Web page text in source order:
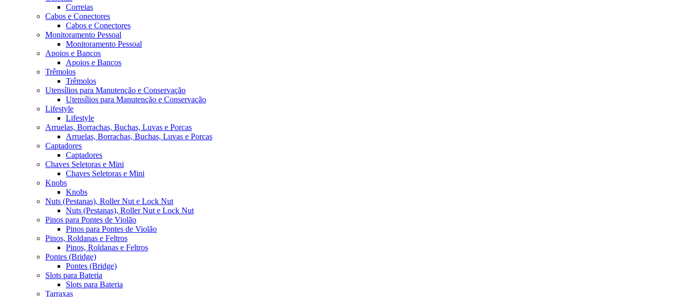
Correias
Cabos e Conectores
Cabos e Conectores
Monitoramento Pessoal
Monitoramento Pessoal
Apoios e Bancos
Apoios e Bancos
Trêmolos
Trêmolos
Utensílios para Manutenção e Conservação
Utensílios para Manutenção e Conservação
Lifestyle
Lifestyle
Arruelas, Borrachas, Buchas, Luvas e Porcas
Arruelas, Borrachas, Buchas, Luvas e Porcas
Captadores
Captadores
Chaves Seletoras e Mini
Chaves Seletoras e Mini
Knobs
Knobs
Nuts (Pestanas), Roller Nut e Lock Nut
Nuts (Pestanas), Roller Nut e Lock Nut
Pinos para Pontes de Violão
Pinos para Pontes de Violão
Pinos, Roldanas e Feltros
Pinos, Roldanas e Feltros
Pontes (Bridge)
Pontes (Bridge)
Slots para Bateria
Slots para Bateria
Tarraxas